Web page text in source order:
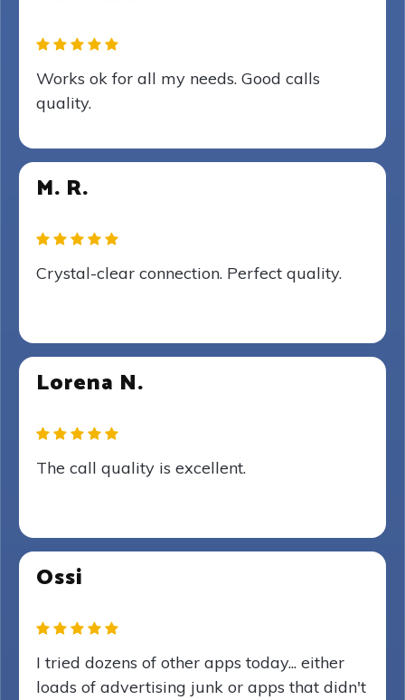
Works ok for all my needs. Good calls
quality.
M. R.
Crystal-clear connection. Perfect quality.
Lorena N.
The call quality is excellent.
Ossi
I tried dozens of other apps today... either
loads of advertising junk or apps that didn't